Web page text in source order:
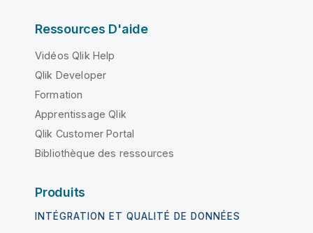
Ressources D'aide
Vidéos Qlik Help
Qlik Developer
Formation
Apprentissage Qlik
Qlik Customer Portal
Bibliothèque des ressources
Produits
INTÉGRATION ET QUALITÉ DE DONNÉES